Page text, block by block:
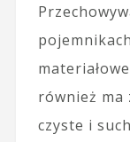
również ma
czyste i